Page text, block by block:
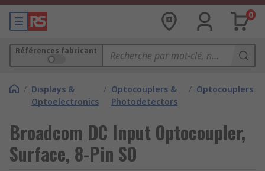
0
Références fabricant
/ Displays &
Optoelectronics
/ Optocouplers &
Photodetectors
/ Optocouplers
Broadcom DC Input Optocoupler,
Surface, 8-Pin SO